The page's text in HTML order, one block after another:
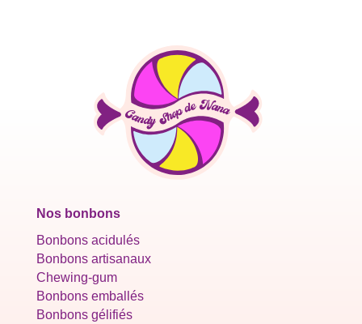
Nos bonbons
Bonbons acidulés
Bonbons artisanaux
Chewing-gum
Bonbons emballés
Bonbons gélifiés